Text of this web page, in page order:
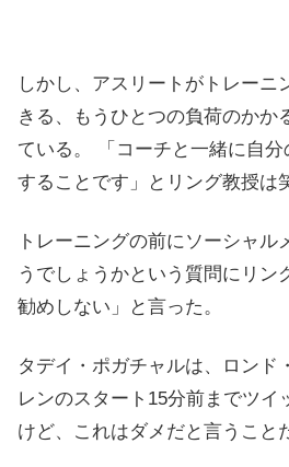
しかし、アスリートがトレーニ
きる、もうひとつの負荷のかか
ている。 「コーチと一緒に自
することです」とリング教授は
トレーニングの前にソーシャル
うでしょうかという質問にリン
勧めしない」と言った。
タデイ・ポガチャルは、ロンド
レンのスタート15分前までツイ
けど、これはダメだと言うこと